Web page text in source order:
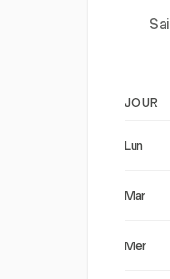
JOUR
Lun
Mar
Mer